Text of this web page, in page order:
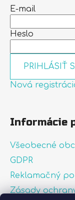
E-mail
Heslo
PRIHLÁSIŤ
Nová
Informácie
Všeobecné
GDPR
Reklamačný
Zásady